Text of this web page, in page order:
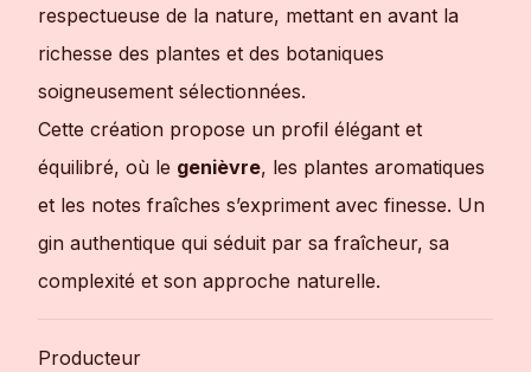
respectueuse de la nature, mettant en avant la
richesse des plantes et des botaniques
soigneusement sélectionnées.
Cette création propose un profil élégant et
équilibré, où le genièvre, les plantes aromatiques
et les notes fraîches s’expriment avec finesse. Un
gin authentique qui séduit par sa fraîcheur, sa
complexité et son approche naturelle.
Producteur